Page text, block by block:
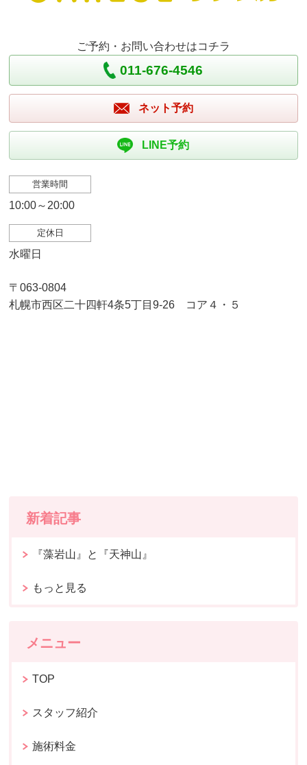
ご予約・お問い合わせはコチラ
011-676-4546
ネット予約
LINE予約
営業時間
10:00～20:00
定休日
水曜日
〒063-0804
札幌市西区二十四軒4条5丁目9-26 コア４・５
新着記事
『藻岩山』と『天神山』
もっと見る
メニュー
TOP
スタッフ紹介
施術料金